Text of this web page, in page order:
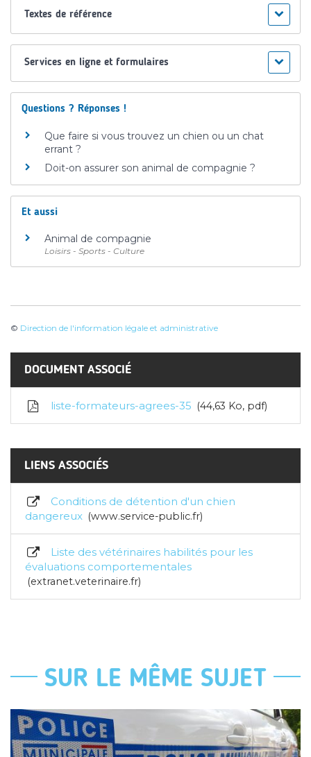
Textes de référence
Services en ligne et formulaires
Questions ? Réponses !
Que faire si vous trouvez un chien ou un chat
errant ?
Doit-on assurer son animal de compagnie ?
Et aussi
Animal de compagnie
Loisirs - Sports - Culture
© Direction de l'information légale et administrative
DOCUMENT ASSOCIÉ
liste-formateurs-agrees-35 44,63 Ko, pdf
LIENS ASSOCIÉS
Conditions de détention d'un chien
dangereux
www.service-public.fr
Liste des vétérinaires habilités pour les
évaluations comportementales
extranet.veterinaire.fr
SUR LE MÊME SUJET